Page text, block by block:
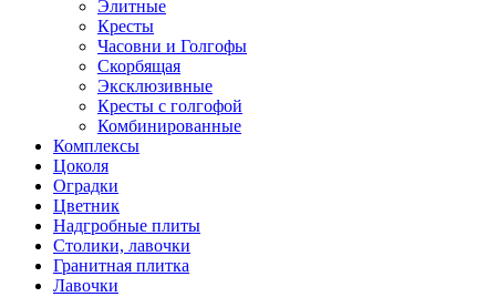
Элитные
Кресты
Часовни и Голгофы
Скорбящая
Эксклюзивные
Кресты с голгофой
Комбинированные
Комплексы
Цоколя
Оградки
Цветник
Надгробные плиты
Столики, лавочки
Гранитная плитка
Лавочки